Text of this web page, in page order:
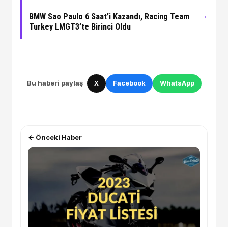
BMW Sao Paulo 6 Saat’i Kazandı, Racing Team
Turkey LMGT3’te Birinci Oldu
→
Bu haberi paylaş X Facebook WhatsApp
← Önceki Haber